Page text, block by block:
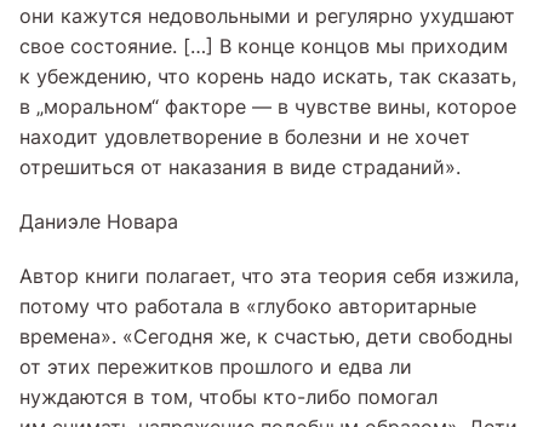
они кажутся недовольными и регулярно ухудшают
свое состояние. […] В конце концов мы приходим
к убеждению, что корень надо искать, так сказать,
в „моральном“ факторе — в чувстве вины, которое
находит удовлетворение в болезни и не хочет
отрешиться от наказания в виде страданий».
Даниэле Новара
Автор книги полагает, что эта теория себя изжила,
потому что работала в «глубоко авторитарные
времена». «Сегодня же, к счастью, дети свободны
от этих пережитков прошлого и едва ли
нуждаются в том, чтобы кто-либо помогал